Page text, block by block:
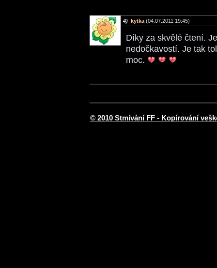
4) kytka (04.07.2011 19:45)
Díky za skvělé čtení.
nedočkavostí. Je tak
moc.
© 2010 Stmívání FF - Kopírování